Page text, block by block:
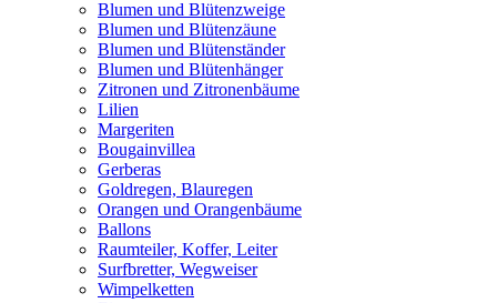
Blumen und Blütenzweige
Blumen und Blütenzäune
Blumen und Blütenständer
Blumen und Blütenhänger
Zitronen und Zitronenbäume
Lilien
Margeriten
Bougainvillea
Gerberas
Goldregen, Blauregen
Orangen und Orangenbäume
Ballons
Raumteiler, Koffer, Leiter
Surfbretter, Wegweiser
Wimpelketten